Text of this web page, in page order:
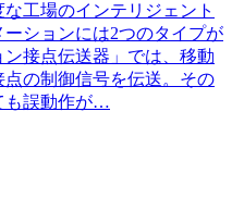
工場のインテリジェント
ションには2つのタイプが
接点伝送器」では、移動
点の制御信号を伝送。その
も誤動作が…